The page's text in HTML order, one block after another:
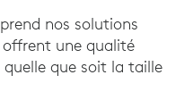
nos solutions
une qualité
que soit la taille